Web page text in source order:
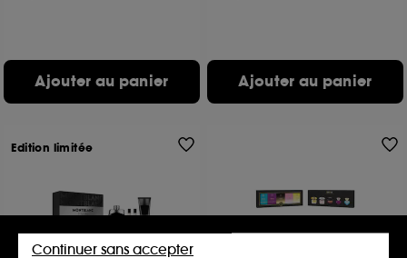
Ajouter au panier Ajouter au panier
Edition limitée
Continuer sans accepter